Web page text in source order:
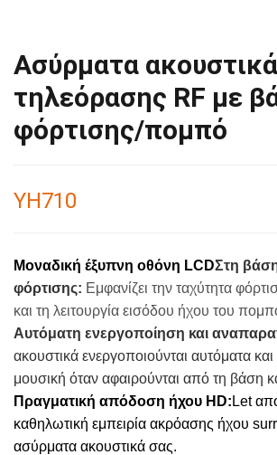
Ασύρματα ακουστικά
τηλεόρασης RF με
φόρτισης/πομπό
ΥΗ710
Μοναδική έξυπνη οθόνη LCDΣτη
φόρτισης: Εμφανίζει την ταχύτητα
και τη λειτουργία εισόδου ήχου του
Αυτόματη ενεργοποίηση και
ακουστικά ενεργοποιούνται αυτόματα
μουσική όταν αφαιρούνται από τη βάση
Πραγματική απόδοση ήχου HD: Let
καθηλωτική εμπειρία ακρόασης ήχου
ασύρματα ακουστικά σας.